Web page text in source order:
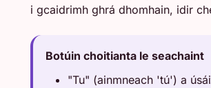
i gcaidrimh ghrá dhomhain, idir
Botúin choitianta le seachaint
"Tu" (ainmneach 'tú') a